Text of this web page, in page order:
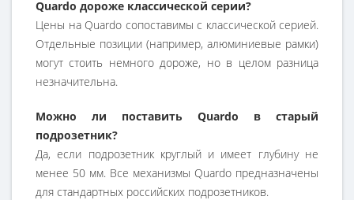
Quardo дороже классической серии?
Цены на Quardo сопоставимы с классической серией.
Отдельные позиции (например, алюминиевые рамки)
могут стоить немного дороже, но в целом разница
незначительна.
Можно ли поставить Quardo в старый
подрозетник?
Да, если подрозетник круглый и имеет глубину не
менее 50 мм. Все механизмы Quardo предназначены
для стандартных российских подрозетников.